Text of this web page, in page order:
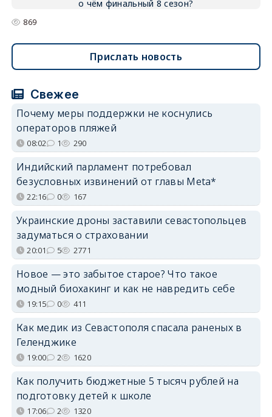
о чём финальный 8 сезон?
869
Прислать новость
Свежее
Почему меры поддержки не коснулись
операторов пляжей
08:02 1 290
Индийский парламент потребовал
безусловных извинений от главы Meta*
22:16 0 167
Украинские дроны заставили севастопольцев
задуматься о страховании
20:01 5 2771
Новое — это забытое старое? Что такое
модный биохакинг и как не навредить себе
19:15 0 411
Как медик из Севастополя спасала раненых в
Геленджике
19:00 2 1620
Как получить бюджетные 5 тысяч рублей на
подготовку детей к школе
17:06 2 1320